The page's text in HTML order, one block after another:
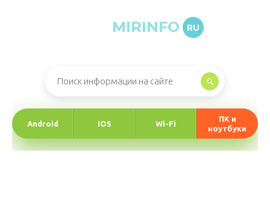
MIRINFO RU
Android IOS Wi-Fi
ПК и
ноутбуки